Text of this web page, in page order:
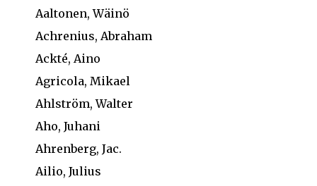
Aaltonen, Wäinö
Achrenius, Abraham
Ackté, Aino
Agricola, Mikael
Ahlström, Walter
Aho, Juhani
Ahrenberg, Jac.
Ailio, Julius